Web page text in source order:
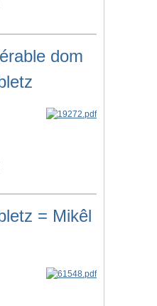
dom
= Mikêl